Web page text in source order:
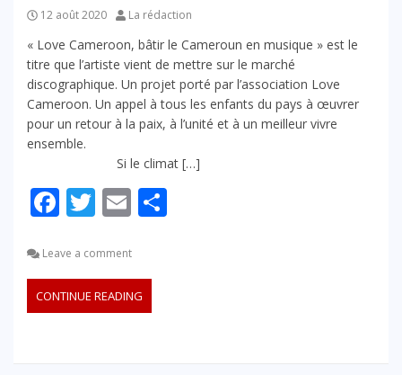
12 août 2020 La rédaction
« Love Cameroon, bâtir le Cameroun en musique » est le
titre que l’artiste vient de mettre sur le marché
discographique. Un projet porté par l’association Love
Cameroon. Un appel à tous les enfants du pays à œuvrer
pour un retour à la paix, à l’unité et à un meilleur vivre
ensemble.
Si le climat […]
Facebook
Twitter
Email
Leave a comment
CONTINUE READING